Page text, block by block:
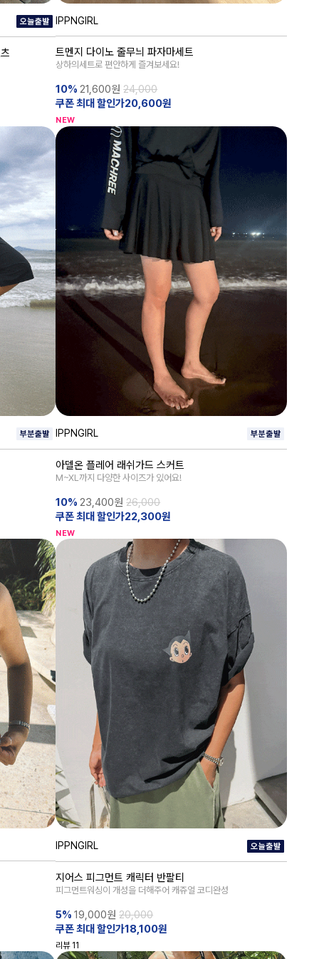
IPPNGIRL
트멘지 다이노 줄무늬 파자마세트
상하의세트로 편안하게 즐겨보세요!
10%21,600원 24,000
쿠폰 최대 할인가20,600원
NEW
IPPNGIRL
아델온 플레어 래쉬가드 스커트
M~XL까지 다양한 사이즈가 있어요!
10%23,400원 26,000
쿠폰 최대 할인가22,300원
NEW
IPPNGIRL
지어스 피그먼트 캐릭터 반팔티
피그먼트워싱이 개성을 더해주어 캐쥬얼 코디완성
5%19,000원 20,000
쿠폰 최대 할인가18,100원
리뷰 11